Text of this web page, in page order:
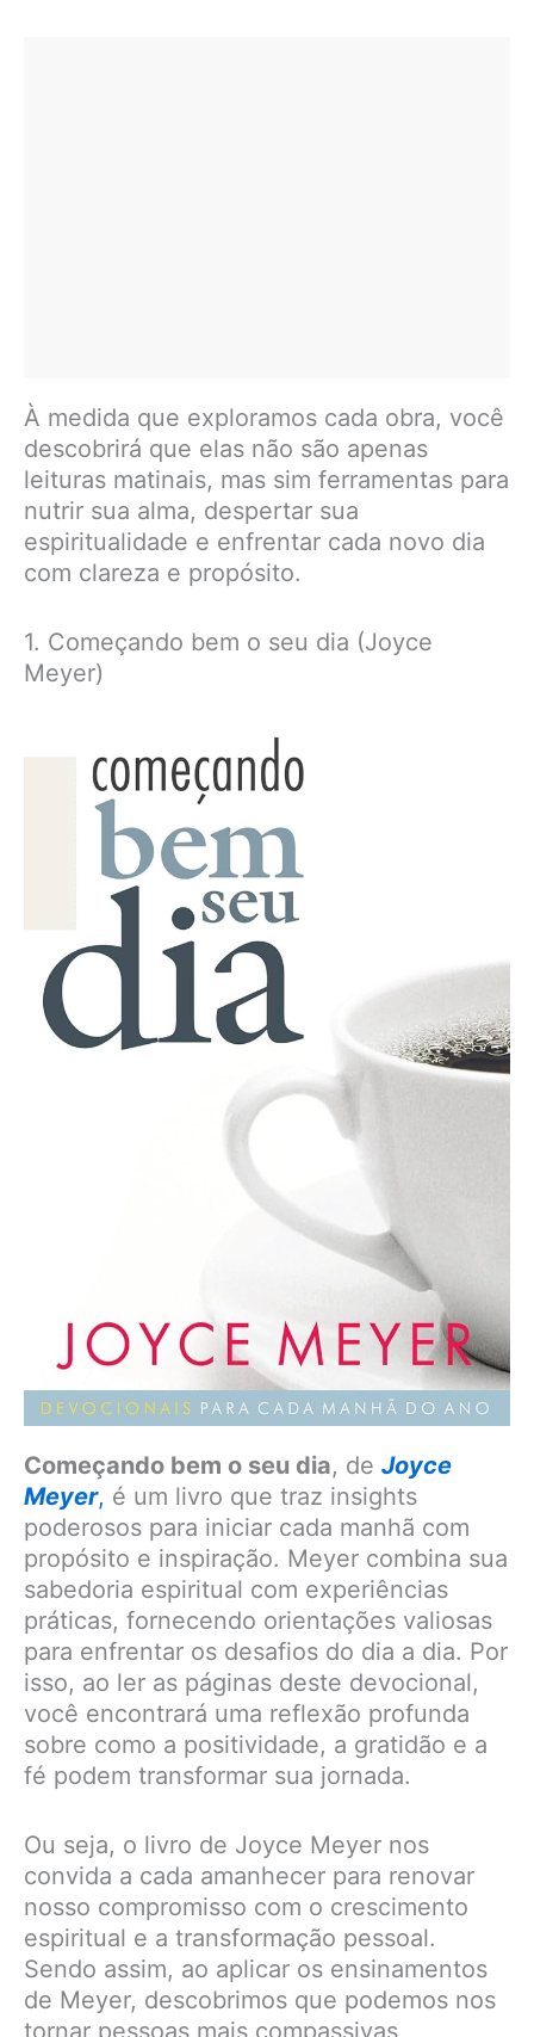
À medida que exploramos cada obra, você
descobrirá que elas não são apenas
leituras matinais, mas sim ferramentas para
nutrir sua alma, despertar sua
espiritualidade e enfrentar cada novo dia
com clareza e propósito.
1. Começando bem o seu dia (Joyce
Meyer)
Começando bem o seu dia, de Joyce
Meyer, é um livro que traz insights
poderosos para iniciar cada manhã com
propósito e inspiração. Meyer combina sua
sabedoria espiritual com experiências
práticas, fornecendo orientações valiosas
para enfrentar os desafios do dia a dia. Por
isso, ao ler as páginas deste devocional,
você encontrará uma reflexão profunda
sobre como a positividade, a gratidão e a
fé podem transformar sua jornada.
Ou seja, o livro de Joyce Meyer nos
convida a cada amanhecer para renovar
nosso compromisso com o crescimento
espiritual e a transformação pessoal.
Sendo assim, ao aplicar os ensinamentos
de Meyer, descobrimos que podemos nos
tornar pessoas mais compassivas,